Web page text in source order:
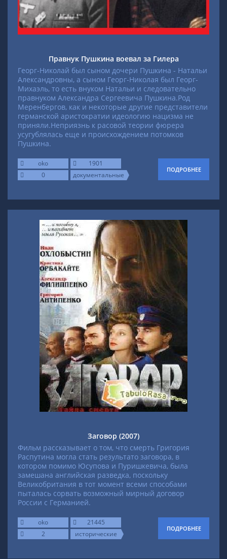
Правнук Пушкина воевал за Гилера
Георг-Николай был сыном дочери Пушкина - Натальи
Александровны, а сыном Георг-Николая был Георг-
Михаэль, то есть внуком Натальи и следовательно
правнуком Александра Сергеевича Пушкина.Род
Меренбергов, как и некоторые другие представители
германской аристократии идеологию нацизма не
приняли.Неприязнь к расовой теории фюрера
усугублялась еще и происхождением потомков
Пушкина.
oko
1901
0
документальные
ПОДРОБНЕЕ
Заговор (2007)
Фильм рассказывает о том, что смерть Григория
Распутина могла стать результато заговора, в
котором помимо Юсупова и Пуришкевича, была
замешана английская разведка, поскольку
Великобритания в тот момент всеми способами
пыталась сорвать возможный мирный договор
России с Германией.
oko
21445
2
исторические
ПОДРОБНЕЕ